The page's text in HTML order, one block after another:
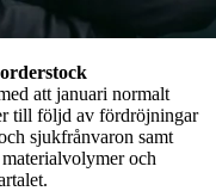
att januari normalt
till följd av fördröjningar
sjukfrånvaron samt
och